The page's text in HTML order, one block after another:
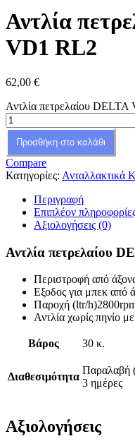
Αντλία
VD1 RL2
62,00 €
Αντλία πετρελαίου
Προσθήκη στο καλάθι
Compare
Κατηγορίες: Ανταλλακτικά
Περιγραφή
Επιπλέον
Αξιολογήσεις (0)
Αντλία πετρελαίου
Περιστροφή από
Εξοδος για μπεκ από
Παροχή (ltr/
Αντλία χωρίς πηνίο
Βάρος 30 κ.
Διαθεσιμότητα
Παραλαβή
3 ημέρες
Αξιολογήσεις